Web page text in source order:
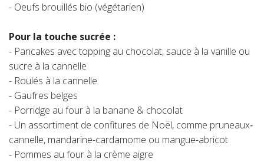
- Oeufs brouillés bio (végétarien)
Pour la touche sucrée :
- Pancakes avec topping au chocolat, sauce à la vanille ou
sucre à la cannelle
- Roulés à la cannelle
- Gaufres belges
- Porridge au four à la banane & chocolat
- Un assortiment de confitures de Noël, comme pruneaux‐
cannelle, mandarine-cardamome ou mangue-abricot
- Pommes au four à la crème aigre